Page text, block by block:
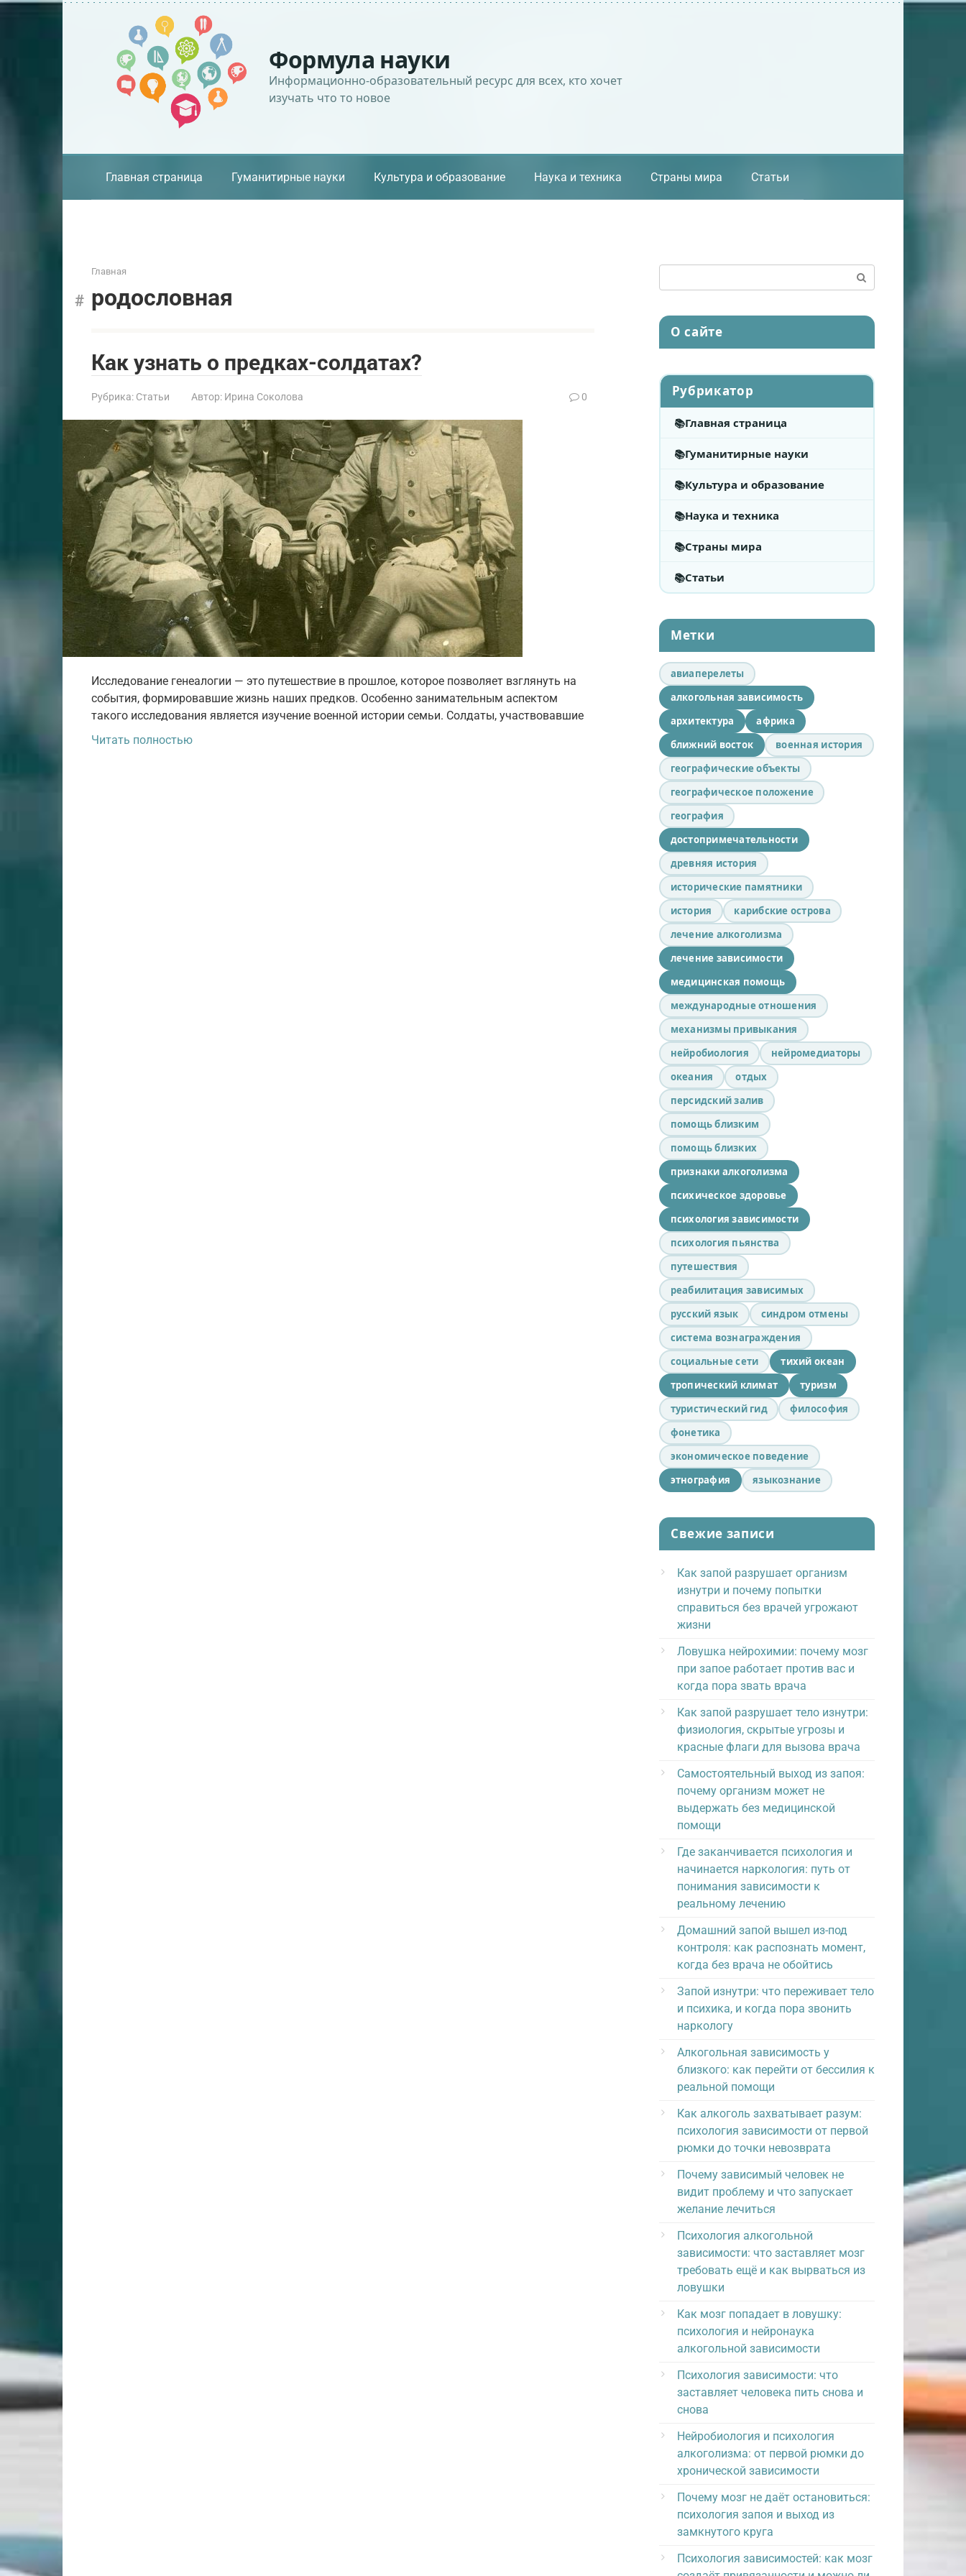
Перейти
Формула науки
Информационно-образовательный ресурс для всех, кто хочет
изучать что то новое
Главная страница Гуманитирные науки Культура и образование Наука и техника Страны мира Статьи
Главная
родословная
Как узнать о предках-солдатах?
Рубрика: Статьи Автор: Ирина Соколова 0
Исследование генеалогии — это путешествие в прошлое, которое позволяет взглянуть на
события, формировавшие жизнь наших предков. Особенно занимательным аспектом
такого исследования является изучение военной истории семьи. Солдаты, участвовавшие
Читать полностью
О сайте
Рубрикатор
Главная страница
Гуманитирные науки
Культура и образование
Наука и техника
Страны мира
Статьи
Метки
авиаперелеты
алкогольная зависимость
архитектура
африка
ближний восток
военная история
географические объекты
географическое положение
география
достопримечательности
древняя история
исторические памятники
история
карибские острова
лечение алкоголизма
лечение зависимости
медицинская помощь
международные отношения
механизмы привыкания
нейробиология
нейромедиаторы
океания
отдых
персидский залив
помощь близким
помощь близких
признаки алкоголизма
психическое здоровье
психология зависимости
психология пьянства
путешествия
реабилитация зависимых
русский язык
синдром отмены
система вознаграждения
социальные сети
тихий океан
тропический климат
туризм
туристический гид
философия
фонетика
экономическое поведение
этнография
языкознание
Свежие записи
Как запой разрушает организм
изнутри и почему попытки
справиться без врачей угрожают
жизни
Ловушка нейрохимии: почему мозг
при запое работает против вас и
когда пора звать врача
Как запой разрушает тело изнутри:
физиология, скрытые угрозы и
красные флаги для вызова врача
Самостоятельный выход из запоя:
почему организм может не
выдержать без медицинской
помощи
Где заканчивается психология и
начинается наркология: путь от
понимания зависимости к
реальному лечению
Домашний запой вышел из-под
контроля: как распознать момент,
когда без врача не обойтись
Запой изнутри: что переживает тело
и психика, и когда пора звонить
наркологу
Алкогольная зависимость у
близкого: как перейти от бессилия к
реальной помощи
Как алкоголь захватывает разум:
психология зависимости от первой
рюмки до точки невозврата
Почему зависимый человек не
видит проблему и что запускает
желание лечиться
Психология алкогольной
зависимости: что заставляет мозг
требовать ещё и как вырваться из
ловушки
Как мозг попадает в ловушку:
психология и нейронаука
алкогольной зависимости
Психология зависимости: что
заставляет человека пить снова и
снова
Нейробиология и психология
алкоголизма: от первой рюмки до
хронической зависимости
Почему мозг не даёт остановиться:
психология запоя и выход из
замкнутого круга
Психология зависимостей: как мозг